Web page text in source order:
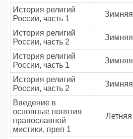
История религий
России, часть 1
Зимняя
История религий
России, часть 2
Зимняя
История религий
России, часть 1
Зимняя
История религий
России, часть 2
Зимняя
Введение в
основные понятия
православной
мистики, преп 1
Летняя